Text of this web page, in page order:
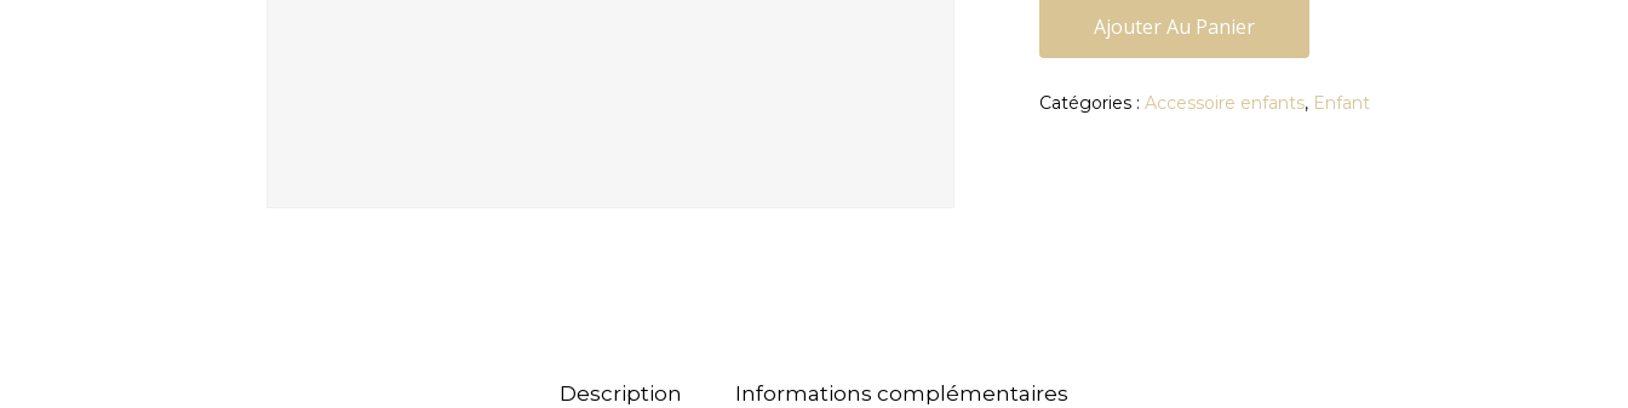
Ajouter Au Panier
Catégories :Accessoire enfants, Enfant
Description Informations complémentaires